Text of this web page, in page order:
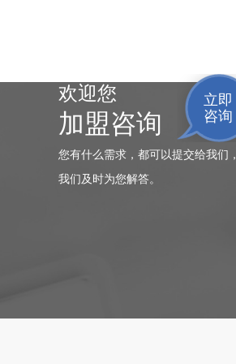
欢迎您
加盟咨询
立即
咨询
您有什么需求，都可以提交给我们，
我们及时为您解答。